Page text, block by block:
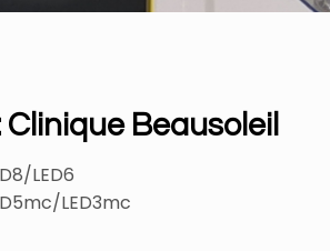
Clinique Beausoleil
LED6
LED3mc